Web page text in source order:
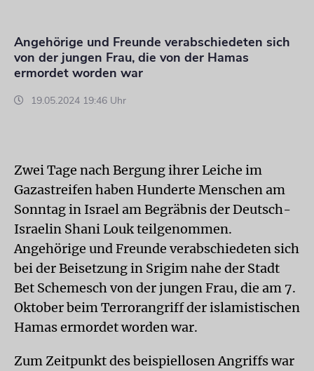
Angehörige und Freunde verabschiedeten sich
von der jungen Frau, die von der Hamas
ermordet worden war
19.05.2024 19:46 Uhr
Zwei Tage nach Bergung ihrer Leiche im
Gazastreifen haben Hunderte Menschen am
Sonntag in Israel am Begräbnis der Deutsch-
Israelin Shani Louk teilgenommen.
Angehörige und Freunde verabschiedeten sich
bei der Beisetzung in Srigim nahe der Stadt
Bet Schemesch von der jungen Frau, die am 7.
Oktober beim Terrorangriff der islamistischen
Hamas ermordet worden war.
Zum Zeitpunkt des beispiellosen Angriffs war